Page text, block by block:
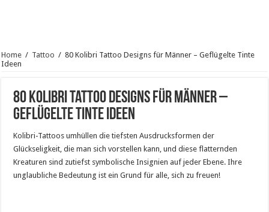
Home / Tattoo / 80 Kolibri Tattoo Designs für Männer – Geflügelte Tinte
Ideen
80 Kolibri Tattoo Designs für Männer –
Geflügelte Tinte Ideen
Kolibri-Tattoos umhüllen die tiefsten Ausdrucksformen der
Glückseligkeit, die man sich vorstellen kann, und diese flatternden
Kreaturen sind zutiefst symbolische Insignien auf jeder Ebene. Ihre
unglaubliche Bedeutung ist ein Grund für alle, sich zu freuen!